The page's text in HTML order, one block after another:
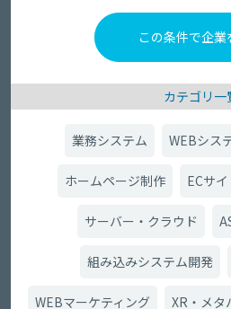
カテゴリ一
業務システム WEBシス
ホームページ制作 ECサ
サーバー・クラウド
組み込みシステム開発
WEBマーケティング XR・メタ